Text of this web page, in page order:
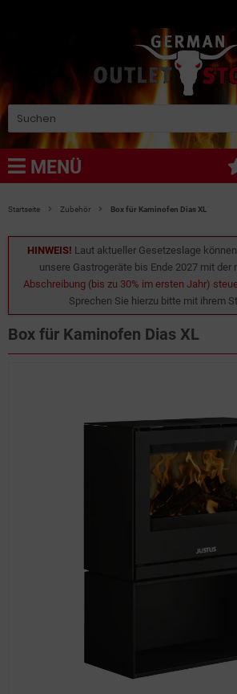
MENÜ
Startseite Zubehör Box für Kaminofen Dias XL
HINWEIS! Laut aktueller Gesetzeslage
unsere Gastrogeräte bis Ende 2027 mit der
Abschreibung (bis zu 30% im ersten Jahr)
Sprechen Sie hierzu bitte mit ihrem
Box für Kaminofen Dias XL